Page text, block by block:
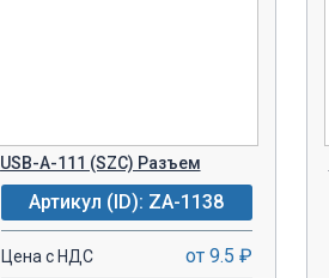
USB-A-111 (SZC) Разъем
Артикул (ID): ZA-1138
Цена с НДС от 9.5 ₽